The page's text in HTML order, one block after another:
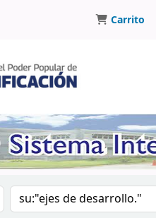
Carrito
Buscar en el catálogo